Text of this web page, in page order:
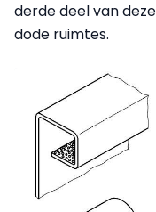
derde deel van
dode ruimtes.